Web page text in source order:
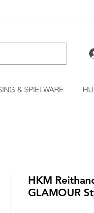
& SPIELWARE
HKM
GLAMOUR